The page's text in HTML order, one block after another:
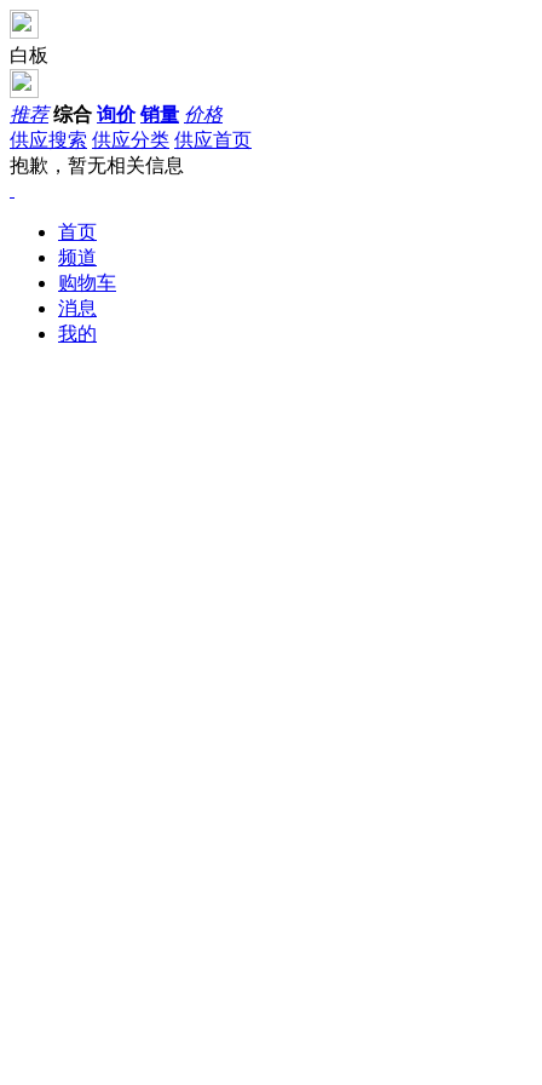
白板
推荐 综合 询价 销量 价格
供应搜索 供应分类 供应首页
抱歉，暂无相关信息
首页
频道
购物车
消息
我的